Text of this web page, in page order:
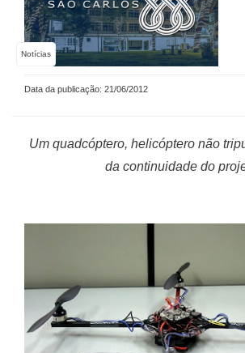
Notícias
Data da publicação: 21/06/2012
Um quadcóptero, helicóptero não
da continuidade do